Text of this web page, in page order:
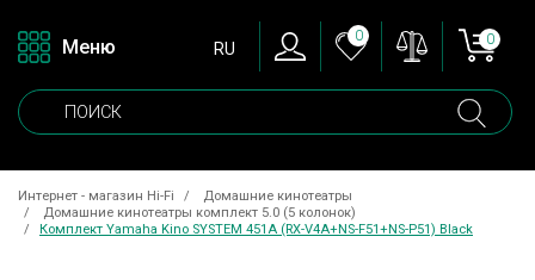
Меню RU
0 0
Интернет - магазин Hi-Fi
Домашние кинотеатры
Домашние кинотеатры комплект 5.0 (5 колонок)
Комплект Yamaha Kino SYSTEM 451A (RX-V4A+NS-F51+NS-P51) Black